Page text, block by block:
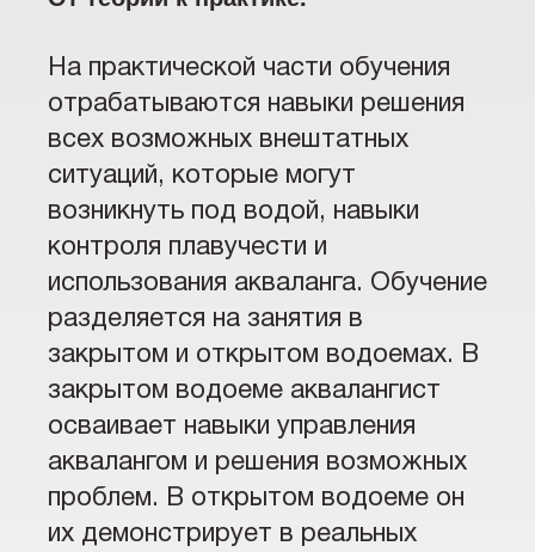
На практической части обучения
отрабатываются навыки решения
всех возможных внештатных
ситуаций, которые могут
возникнуть под водой, навыки
контроля плавучести и
использования акваланга. Обучение
разделяется на занятия в
закрытом и открытом водоемах. В
закрытом водоеме аквалангист
осваивает навыки управления
аквалангом и решения возможных
проблем. В открытом водоеме он
их демонстрирует в реальных